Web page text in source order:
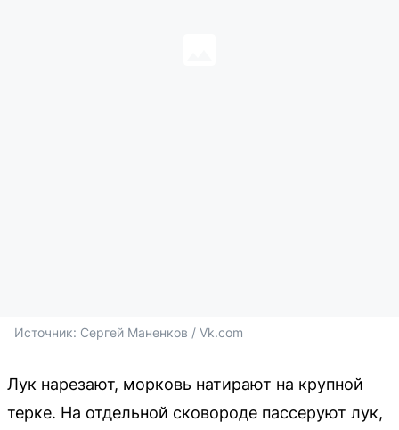
Источник: Сергей Маненков / Vk.com
Лук нарезают, морковь натирают на крупной
терке. На отдельной сковороде пассеруют лук,